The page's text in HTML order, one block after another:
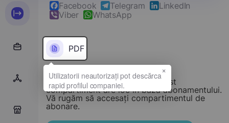
Facebook Telegram
LinkedIn
Viber
WhatsApp
PDF
Stimate vizitator, accesul la acest
compartiment are loc în baza abonamentului.
Vă rugăm să accesați compartimentul de
abonare.
×